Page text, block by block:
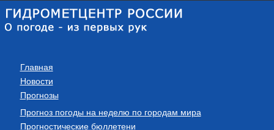
Главная
Новости
Прогнозы
Прогноз погоды на неделю по городам мира
Прогностические бюллетени